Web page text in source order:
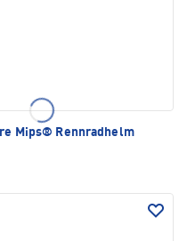
Mips® Rennradhelm